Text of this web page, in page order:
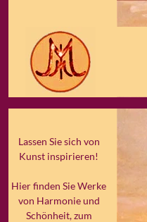
Lassen Sie sich von
Kunst inspirieren!
Hier finden Sie Werke
von Harmonie und
Schönheit, zum